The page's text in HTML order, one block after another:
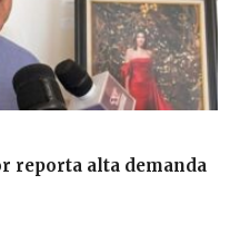
reporta alta demanda